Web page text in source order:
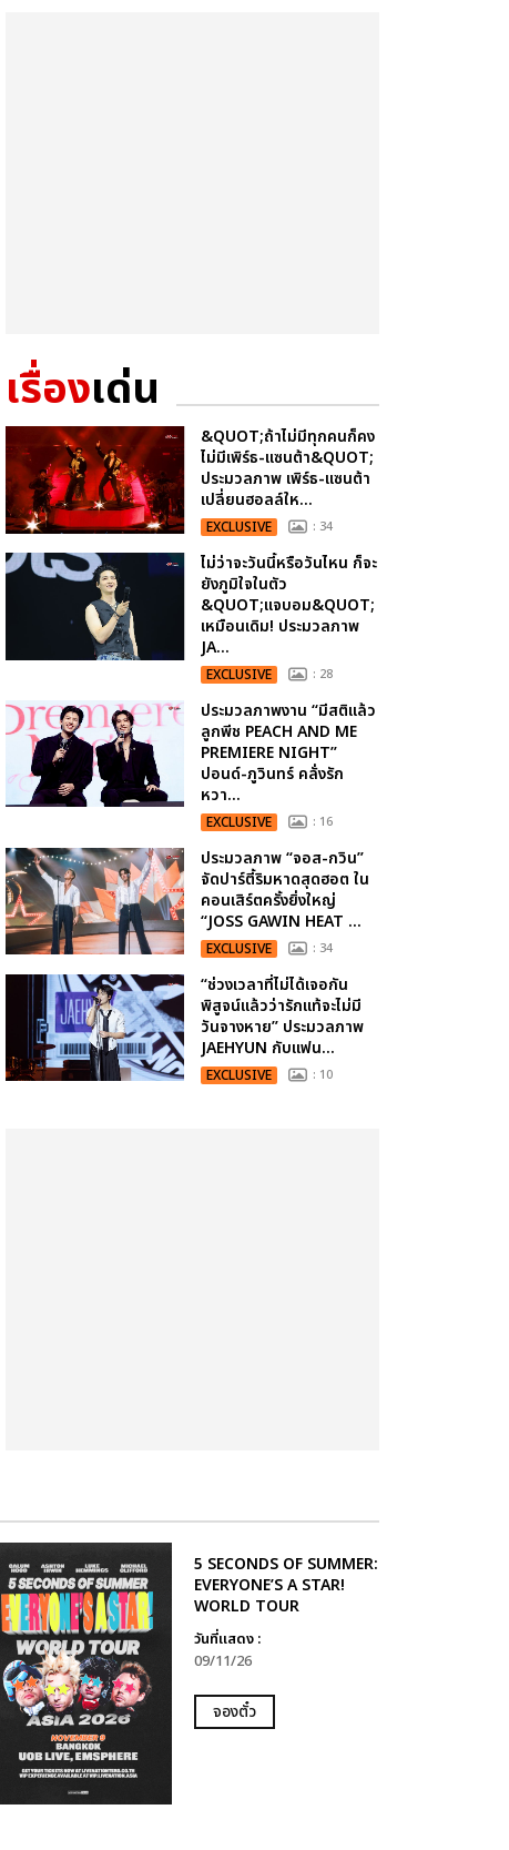
เรื่องเด่น
&QUOT;ถ้าไม่มีทุกคนก็คง
ไม่มีเพิร์ธ-แซนต้า&QUOT;
ประมวลภาพ เพิร์ธ-แซนต้า
เปลี่ยนฮอลล์ให...
EXCLUSIVE : 34
ไม่ว่าจะวันนี้หรือวันไหน ก็จะ
ยังภูมิใจในตัว
&QUOT;แจบอม&QUOT;
เหมือนเดิม! ประมวลภาพ
JA...
EXCLUSIVE : 28
ประมวลภาพงาน “มีสติแล้ว
ลูกพีช PEACH AND ME
PREMIERE NIGHT”
ปอนด์-ภูวินทร์ คลั่งรัก
หวา...
EXCLUSIVE : 16
ประมวลภาพ “จอส-กวิน”
จัดปาร์ตี้ริมหาดสุดฮอต ใน
คอนเสิร์ตครั้งยิ่งใหญ่
“JOSS GAWIN HEAT ...
EXCLUSIVE : 34
“ช่วงเวลาที่ไม่ได้เจอกัน
พิสูจน์แล้วว่ารักแท้จะไม่มี
วันจางหาย” ประมวลภาพ
JAEHYUN กับแฟน...
EXCLUSIVE : 10
5 SECONDS OF SUMMER:
EVERYONE’S A STAR!
WORLD TOUR
วันที่แสดง :
09/11/26
จองตั๋ว